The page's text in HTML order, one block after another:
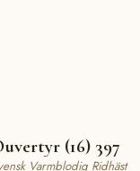
(16) 397
Varmblodig Ridhäst